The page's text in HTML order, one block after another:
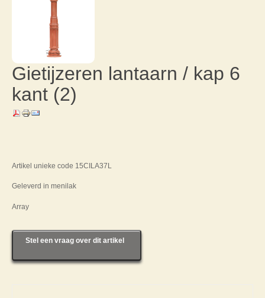
Gietijzeren lantaarn / kap 6
kant (2)
Artikel unieke code 15CILA37L
Geleverd in menilak
Array
Stel een vraag over dit artikel